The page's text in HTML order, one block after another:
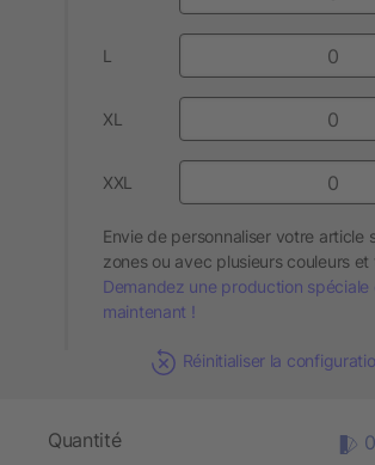
L
XL
XXL
Envie de personnaliser votre article
zones ou avec plusieurs couleurs et
Demandez une production spéciale
maintenant !
Réinitialiser la
Quantité